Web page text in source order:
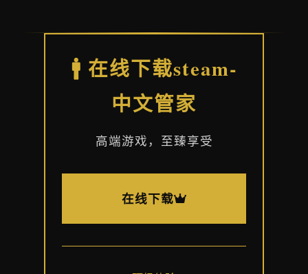
🚹 在线下载steam-
中文管家
高端游戏，至臻享受
在线下载